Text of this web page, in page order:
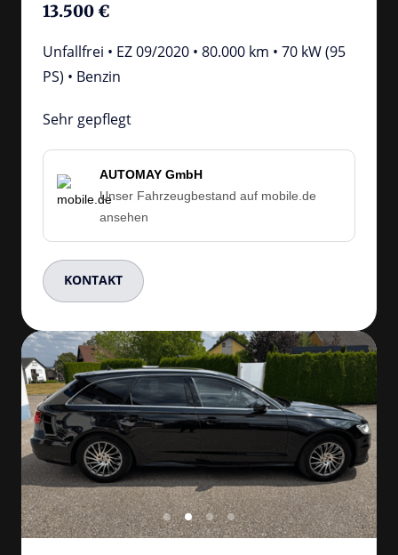
13.500 €
Unfallfrei • EZ 09/2020 • 80.000 km • 70 kW (95
PS) • Benzin
Sehr gepflegt
AUTOMAY GmbH
Unser Fahrzeugbestand auf mobile.de
ansehen
KONTAKT
Slide 3 of 4